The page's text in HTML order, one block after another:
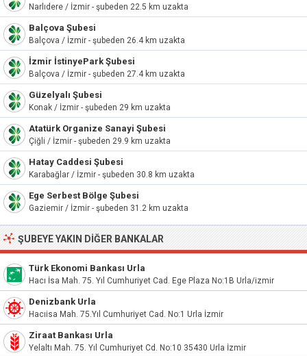
Narlıdere / İzmir - şubeden 22.5 km uzakta
Balçova Şubesi
Balçova / İzmir - şubeden 26.4 km uzakta
İzmir İstinyePark Şubesi
Balçova / İzmir - şubeden 27.4 km uzakta
Güzelyalı Şubesi
Konak / İzmir - şubeden 29 km uzakta
Atatürk Organize Sanayi Şubesi
Çiğli / İzmir - şubeden 29.9 km uzakta
Hatay Caddesi Şubesi
Karabağlar / İzmir - şubeden 30.8 km uzakta
Ege Serbest Bölge Şubesi
Gaziemir / İzmir - şubeden 31.2 km uzakta
ŞUBEYE YAKIN DIĞER BANKALAR
Türk Ekonomi Bankası Urla
Hacı İsa Mah. 75. Yıl Cumhuriyet Cad. Ege Plaza No:1B Urla/izmir
Denizbank Urla
Hacıisa Mah. 75.Yıl Cumhuriyet Cad. No:1 Urla İzmir
Ziraat Bankası Urla
Yelaltı Mah. 75. Yıl Cumhuriyet Cd. No:10 35430 Urla İzmir